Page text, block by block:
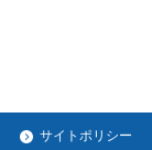
サイトポリシー